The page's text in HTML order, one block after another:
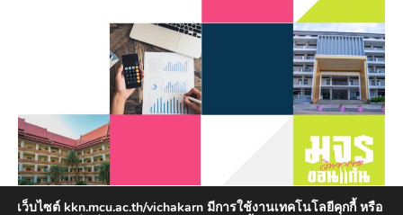
เว็บไซต์ kkn.mcu.ac.th/vichakarn มีการใช้งานเทคโนโลยีคุกกี้ หรือ